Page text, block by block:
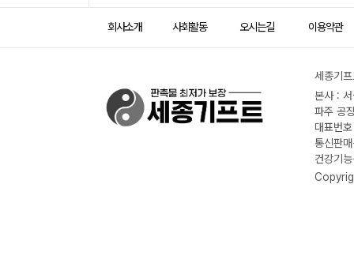
회사소개 사회활동 오시는길 이용약관
세종기
본사 :
파주 공
대표번
통신판
건강기